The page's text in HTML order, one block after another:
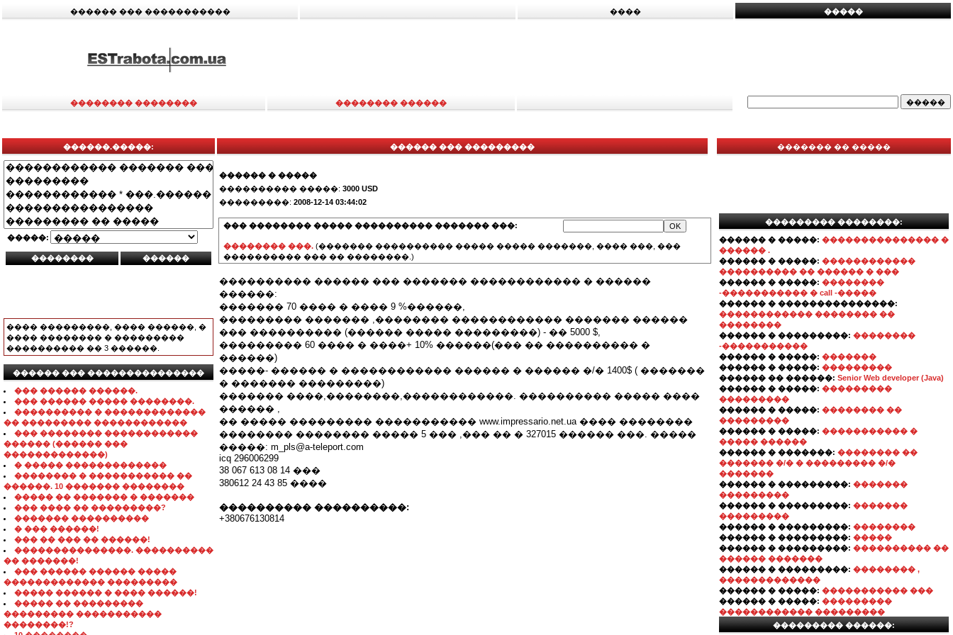
������ ��� ����������� ���� �����
�������� �������� �������� ������
������.�����:
�����:
���� ���������, ���� ������, �
���� �������� � ���������
���������� �� 3 ������.
������ ��� ���������������
��� ������ ������.
��� ������ ����� ��������.
���������� � �������������
�� ��������� ������������
��� �������� ������������
������ (������ ���
�������������)
� ����� �������������
�������� � ����������� ��
������. 10 ������� ��������
����� �� ������� � �������
��� ���� �� ���������?
������� ����������
� ��� ������!
��� �� ��� �� ������!
���������������. ����������
�� �������!
��� ������ ������ �����
������������� ���������
����� ������ � ���� ������!
����� �� ���������
��������� �����������
��������!?
������ ��� ���������
������ � �����
���������� �����: 3000 USD
���������: 2008-12-14 03:44:02
��� �������� ����� ���������� ������� ���:
�������� ���. (������� ���������� ����� ����� �������, ���� ���, ���
���������� ��� �� ��������.)
���������� ������ ��� ������� ������������ � ������
������:
������� 70 ���� � ���� 9 %������,
��������� ������� ,�������� ������������ ������� ������
��� ���������� (������ ����� ���������) - �� 5000 $,
��������� 60 ���� � ����+ 10% ������(��� �� ���������� �
������)
�����- ������ � ������������ ������ � ������ �/� 1400$ ( �������
� ������� ���������)
������� ����,��������,������������. ���������� ����� ����
������ ,
�� ����� ��������� ����������� www.impressario.net.ua ���� ��������
�������� �������� ����� 5 ��� ,��� �� � 327015 ������ ���. �����
�����: m_pls@a-teleport.com
icq 296006299
38 067 613 08 14 ���
380612 24 43 85 ����
���������� ����������:
+380676130814
������� �� �����
��������� ��������:
������ � �����: ��������������� �
������ .
������ � �����: ������������
���������� �� ������ � ���
������ � �����: ��������
-����������� � call -�����
������ � ���������������:
������������ �������� ��
��������
������ � ���������: ��������
-�����������
������ � �����: �������
������ � �����: ���������
������ �� ������: Senior Web developer (Java)
������ � �����: ���������
���������
������ � �����: �������� ��
���������
������ � �����: ����������� �
����� ������
������ � �������: �������� ��
������� �/� � ��������� �/�
�������
������ � ���������: �������
���������
������ � ���������: �������
���������
������ � ���������: ��������
������ � ���������: �����
������ � ���������: ���������� ��
������ �������
������ � ���������: �������� ,
�������������
������ � �����: ����������� ���
������ � �����: ���������
������������ ���������
��������� ������: